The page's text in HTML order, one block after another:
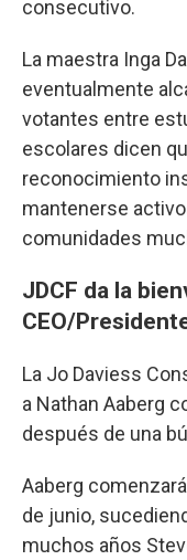
consecutivo.
La maestra Inga
eventualmente
votantes entre
escolares dicen
reconocimiento
mantenerse
comunidades
JDCF da la
CEO/
La Jo Daviess
a Nathan Aaberg
después de una
Aaberg
de junio,
muchos años